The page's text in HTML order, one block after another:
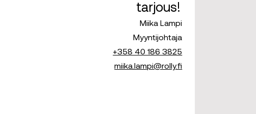
tarjous!
Miika Lampi
Myyntijohtaja
‭+358 40 186 3825
miika.lampi@rolly.fi